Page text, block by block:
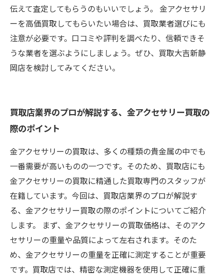
伝えて査定してもらうのもいいでしょう。 金アクセサリ
ーを高価買取してもらいたい場合は、買取業者選びにも
注意が必要です。口コミや評判を調べたり、信頼できそ
うな業者を選ぶようにしましょう。ぜひ、買取大吉新静
岡店を検討してみてください。
買取店業界のプロが解説する、金アクセサリー買取の
際のポイント
金アクセサリーの買取は、多くの種類の貴金属の中でも
一番需要が高いものの一つです。そのため、買取店にも
金アクセサリーの買取に精通した買取専門のスタッフが
在籍しています。今回は、買取店業界のプロが解説す
る、金アクセサリー買取の際のポイントについてご紹介
します。 まず、金アクセサリーの買取価格は、そのアク
セサリーの重量や品質によって左右されます。そのた
め、金アクセサリーの重量を正確に測定することが重要
です。買取店では、精密な測定機器を使用して正確に重